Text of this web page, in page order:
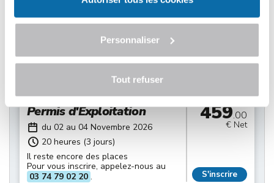
Personnaliser
Tout refuser
du 28 au 29 Octobre 2026
14 heures (2 jours)
Il reste encore des places
Pour vous inscrire, appelez-nous au
379.00
€ Net
Permis d'Exploitation
du 02 au 04 Novembre 2026
20 heures (3 jours)
Il reste encore des places
Pour vous inscrire, appelez-nous au
03 74 79 02 20 .
459.00
€ Net
S'inscrire